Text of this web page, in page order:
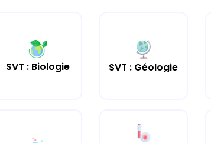
SVT : Biologie SVT : Géologie